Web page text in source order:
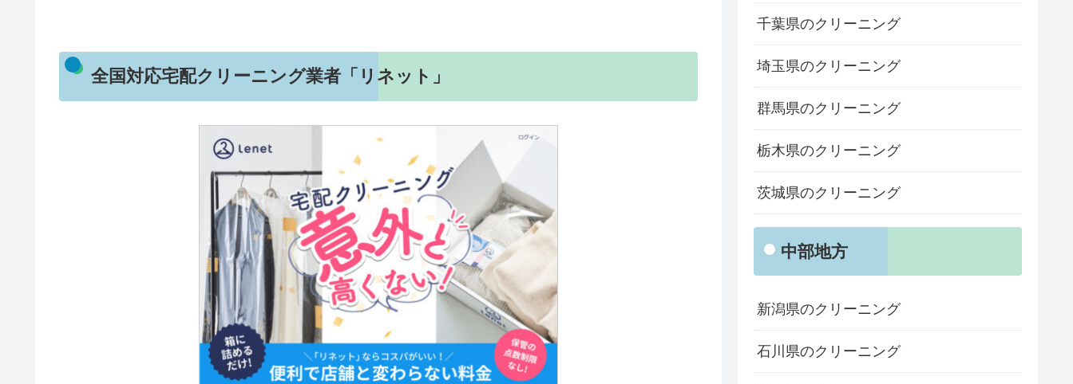
全国対応宅配クリーニング業者「リネット」
千葉県のクリーニング
埼玉県のクリーニング
群馬県のクリーニング
栃木県のクリーニング
茨城県のクリーニング
中部地方
新潟県のクリーニング
石川県のクリーニング